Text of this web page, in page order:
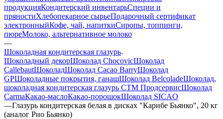
продукцияКондитерский инвентарьСпеции и
пряностиХлебопекарное сырьеПодарочный сертификат
электронныйКофе, чай, напиткиСиропы, топпинги,
пюреМолоко, альтернативное молоко
—
Шоколадная кондитерская глазурь
Шоколадный декорШоколад ChocovicШоколад
CallebautШоколадШоколад Cacao BarryШоколад
GPШоколадные покрытия, ганашШоколад BelcoladeШоколад,
шоколадная кондитерская глазурь СТМ ПродсервисШоколад
CarmaКакао-маслоКакао-порошокШоколад SICAO
—Глазурь кондитерская белая в дисках "Карибе Бьянко", 20 кг
(аналог Рио Бьянко)